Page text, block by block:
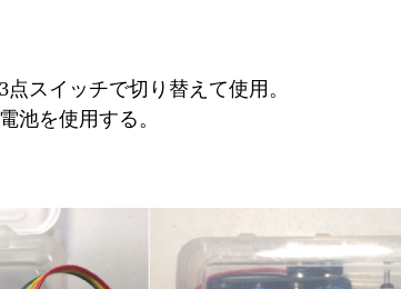
スイッチで切り替えて使用。
池を使用する。